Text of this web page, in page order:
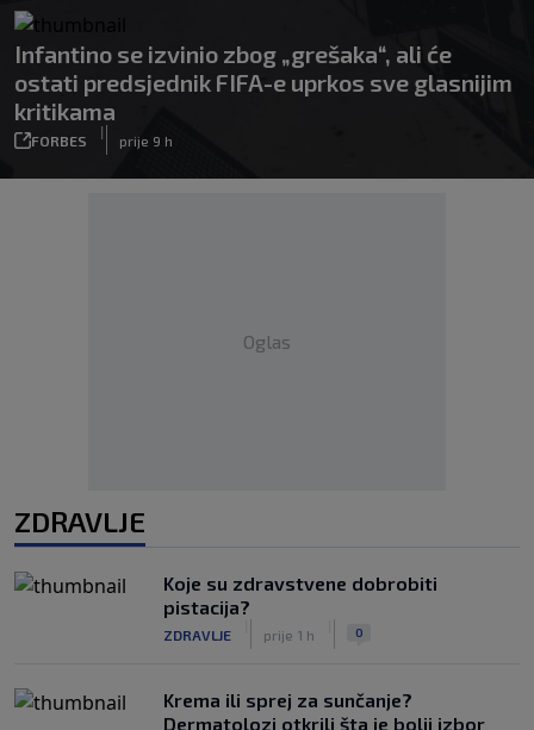
Infantino se izvinio zbog „grešaka“, ali će
ostati predsjednik FIFA-e uprkos sve glasnijim
kritikama
FORBES
|
prije 9 h
Oglas
ZDRAVLJE
Koje su zdravstvene dobrobiti
pistacija?
ZDRAVLJE prije 1 h 0
Krema ili sprej za sunčanje?
Dermatolozi otkrili šta je bolji izbor